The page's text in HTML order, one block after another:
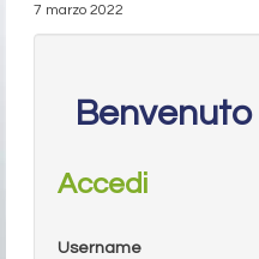
7 marzo 2022
Accedi
Username